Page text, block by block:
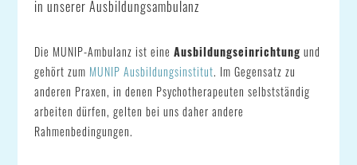
in unserer Ausbildungsambulanz
Die MUNIP-Ambulanz ist eine Ausbildungseinrichtung und
gehört zum MUNIP Ausbildungsinstitut. Im Gegensatz zu
anderen Praxen, in denen Psychotherapeuten selbstständig
arbeiten dürfen, gelten bei uns daher andere
Rahmenbedingungen.